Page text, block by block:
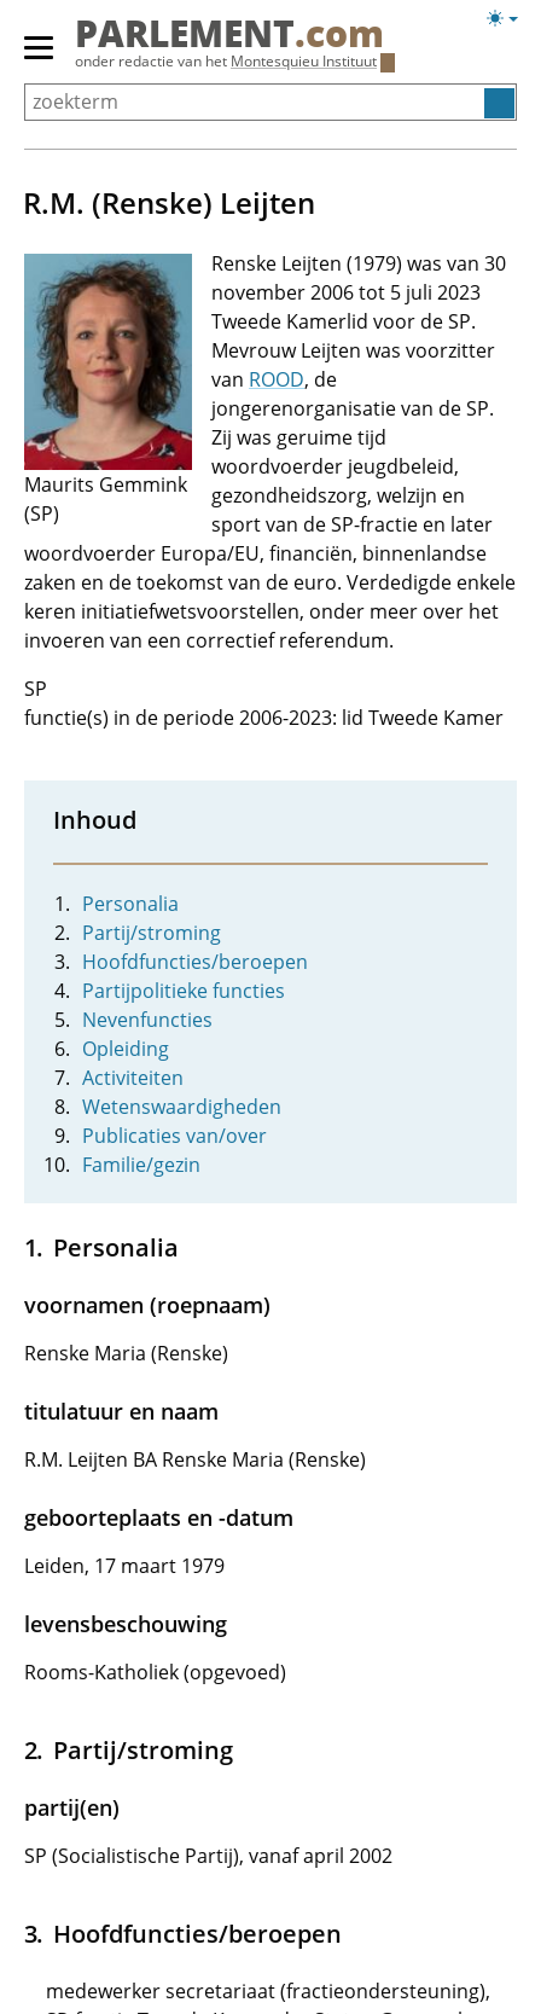
Overslaan
Primair
menu
tonen/verbergen
PARLEMENT.com
onder redactie van het Montesquieu Instituut
R.M. (Renske) Leijten
Maurits Gemmink
(SP)
Renske Leijten (1979) was van 30
november 2006 tot 5 juli 2023
Tweede Kamerlid voor de SP.
Mevrouw Leijten was voorzitter
van ROOD, de
jongerenorganisatie van de SP.
Zij was geruime tijd
woordvoerder jeugdbeleid,
gezondheidszorg, welzijn en
sport van de SP-fractie en later
woordvoerder Europa/EU, financiën, binnenlandse
zaken en de toekomst van de euro. Verdedigde enkele
keren initiatiefwetsvoorstellen, onder meer over het
invoeren van een correctief referendum.
SP
functie(s) in de periode 2006-2023: lid Tweede Kamer
Inhoud
Personalia
Partij/stroming
Hoofdfuncties/beroepen
Partijpolitieke functies
Nevenfuncties
Opleiding
Activiteiten
Wetenswaardigheden
Publicaties van/over
Familie/gezin
Personalia
voornamen (roepnaam)
Renske Maria (Renske)
titulatuur en naam
R.M. Leijten BA Renske Maria (Renske)
geboorteplaats en -datum
Leiden, 17 maart 1979
levensbeschouwing
Rooms-Katholiek (opgevoed)
Partij/stroming
partij(en)
SP (Socialistische Partij), vanaf april 2002
Hoofdfuncties/beroepen
medewerker secretariaat (fractieondersteuning),